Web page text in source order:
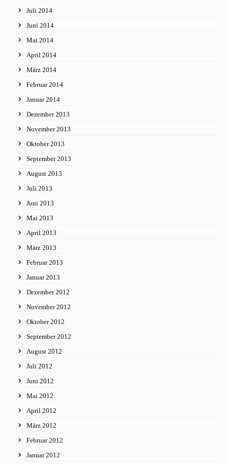
Juli 2014
Juni 2014
Mai 2014
April 2014
März 2014
Februar 2014
Januar 2014
Dezember 2013
November 2013
Oktober 2013
September 2013
August 2013
Juli 2013
Juni 2013
Mai 2013
April 2013
März 2013
Februar 2013
Januar 2013
Dezember 2012
November 2012
Oktober 2012
September 2012
August 2012
Juli 2012
Juni 2012
Mai 2012
April 2012
März 2012
Februar 2012
Januar 2012